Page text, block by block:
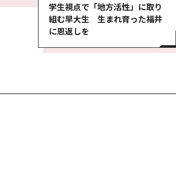
学生視点で「地方活性」に取り
組む早大生 生まれ育った福井
に恩返しを